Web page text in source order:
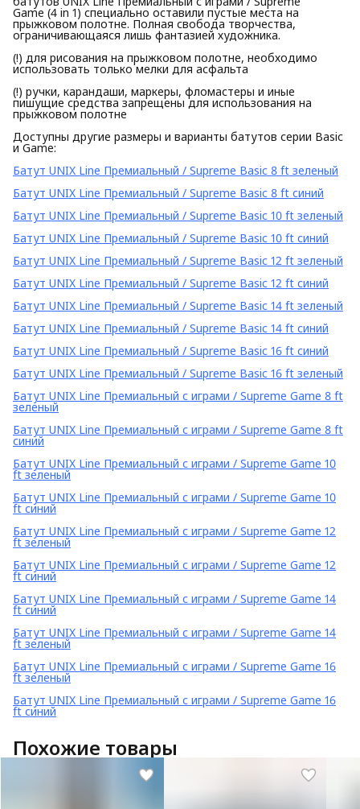
Game (4 in 1) специально оставили пустые места на
прыжковом полотне. Полная свобода творчества,
ограничивающаяся лишь фантазией художника.
(!) для рисования на прыжковом полотне, необходимо
использовать только мелки для асфальта
(!) ручки, карандаши, маркеры, фломастеры и иные
пишущие средства запрещены для использования на
прыжковом полотне
Доступны другие размеры и варианты батутов серии Basic
и Game:
Батут UNIX Line Премиальный / Supreme Basic 8 ft зеленый
Батут UNIX Line Премиальный / Supreme Basic 8 ft синий
Батут UNIX Line Премиальный / Supreme Basic 10 ft зеленый
Батут UNIX Line Премиальный / Supreme Basic 10 ft синий
Батут UNIX Line Премиальный / Supreme Basic 12 ft зеленый
Батут UNIX Line Премиальный / Supreme Basic 12 ft синий
Батут UNIX Line Премиальный / Supreme Basic 14 ft зеленый
Батут UNIX Line Премиальный / Supreme Basic 14 ft синий
Батут UNIX Line Премиальный / Supreme Basic 16 ft синий
Батут UNIX Line Премиальный / Supreme Basic 16 ft зеленый
Батут UNIX Line Премиальный с играми / Supreme Game 8 ft
зеленый
Батут UNIX Line Премиальный с играми / Supreme Game 8 ft
синий
Батут UNIX Line Премиальный с играми / Supreme Game 10
ft зеленый
Батут UNIX Line Премиальный с играми / Supreme Game 10
ft синий
Батут UNIX Line Премиальный с играми / Supreme Game 12
ft зеленый
Батут UNIX Line Премиальный с играми / Supreme Game 12
ft синий
Батут UNIX Line Премиальный с играми / Supreme Game 14
ft синий
Батут UNIX Line Премиальный с играми / Supreme Game 14
ft зеленый
Батут UNIX Line Премиальный с играми / Supreme Game 16
ft зеленый
Батут UNIX Line Премиальный с играми / Supreme Game 16
ft синий
Похожие товары